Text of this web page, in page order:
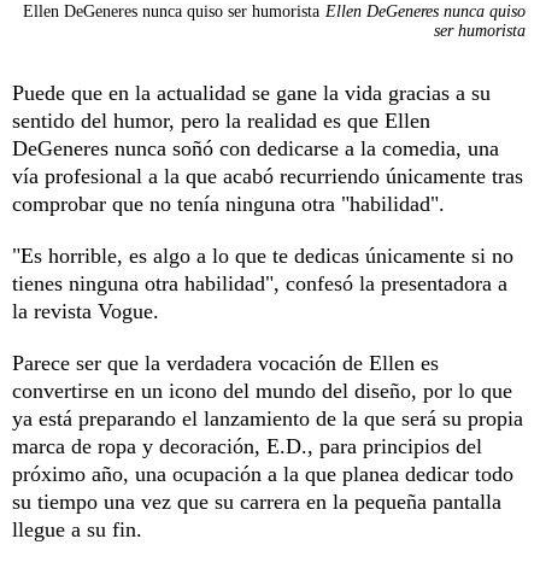
Ellen DeGeneres nunca quiso ser humorista Ellen DeGeneres nunca quiso
ser humorista
Puede que en la actualidad se gane la vida gracias a su
sentido del humor, pero la realidad es que Ellen
DeGeneres nunca soñó con dedicarse a la comedia, una
vía profesional a la que acabó recurriendo únicamente tras
comprobar que no tenía ninguna otra "habilidad".
"Es horrible, es algo a lo que te dedicas únicamente si no
tienes ninguna otra habilidad", confesó la presentadora a
la revista Vogue.
Parece ser que la verdadera vocación de Ellen es
convertirse en un icono del mundo del diseño, por lo que
ya está preparando el lanzamiento de la que será su propia
marca de ropa y decoración, E.D., para principios del
próximo año, una ocupación a la que planea dedicar todo
su tiempo una vez que su carrera en la pequeña pantalla
llegue a su fin.